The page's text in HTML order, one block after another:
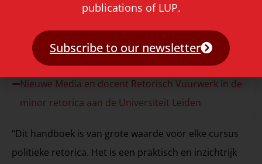
Reviews
Prof. Dr. Jaap de Jong, Hoogleraar Journalistiek en
Nieuwe Media en docent Retorisch Vuurwerk in de
minor retorica aan de Universiteit Leiden
“Dit handboek is van grote waarde voor elke cursus
politieke retorica. Het is een praktisch en inzichtrijk
publications of LUP.
Subscribe to our newsletter